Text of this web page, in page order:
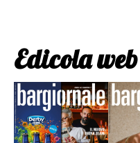
Edicola web